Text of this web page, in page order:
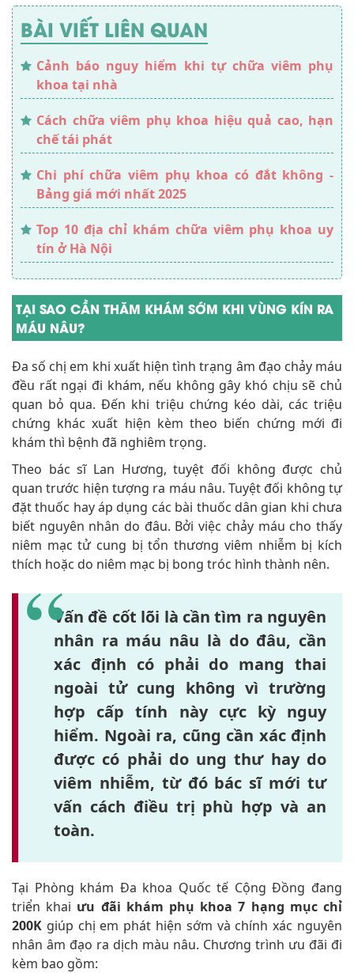
BÀI VIẾT LIÊN QUAN
Cảnh báo nguy hiểm khi tự chữa viêm phụ
khoa tại nhà
Cách chữa viêm phụ khoa hiệu quả cao, hạn
chế tái phát
Chi phí chữa viêm phụ khoa có đắt không -
Bảng giá mới nhất 2025
Top 10 địa chỉ khám chữa viêm phụ khoa uy
tín ở Hà Nội
TẠI SAO CẦN THĂM KHÁM SỚM KHI VÙNG KÍN RA
MÁU NÂU?
Đa số chị em khi xuất hiện tình trạng âm đạo chảy máu
đều rất ngại đi khám, nếu không gây khó chịu sẽ chủ
quan bỏ qua. Đến khi triệu chứng kéo dài, các triệu
chứng khác xuất hiện kèm theo biến chứng mới đi
khám thì bệnh đã nghiêm trọng.
Theo bác sĩ Lan Hương, tuyệt đối không được chủ
quan trước hiện tượng ra máu nâu. Tuyệt đối không tự
đặt thuốc hay áp dụng các bài thuốc dân gian khi chưa
biết nguyên nhân do đâu. Bởi việc chảy máu cho thấy
niêm mạc tử cung bị tổn thương viêm nhiễm bị kích
thích hoặc do niêm mạc bị bong tróc hình thành nên.
Vấn đề cốt lõi là cần tìm ra nguyên
nhân ra máu nâu là do đâu, cần
xác định có phải do mang thai
ngoài tử cung không vì trường
hợp cấp tính này cực kỳ nguy
hiểm. Ngoài ra, cũng cần xác định
được có phải do ung thư hay do
viêm nhiễm, từ đó bác sĩ mới tư
vấn cách điều trị phù hợp và an
toàn.
Tại Phòng khám Đa khoa Quốc tế Cộng Đồng đang
triển khai ưu đãi khám phụ khoa 7 hạng mục chỉ
200K giúp chị em phát hiện sớm và chính xác nguyên
nhân âm đạo ra dịch màu nâu. Chương trình ưu đãi đi
kèm bao gồm: